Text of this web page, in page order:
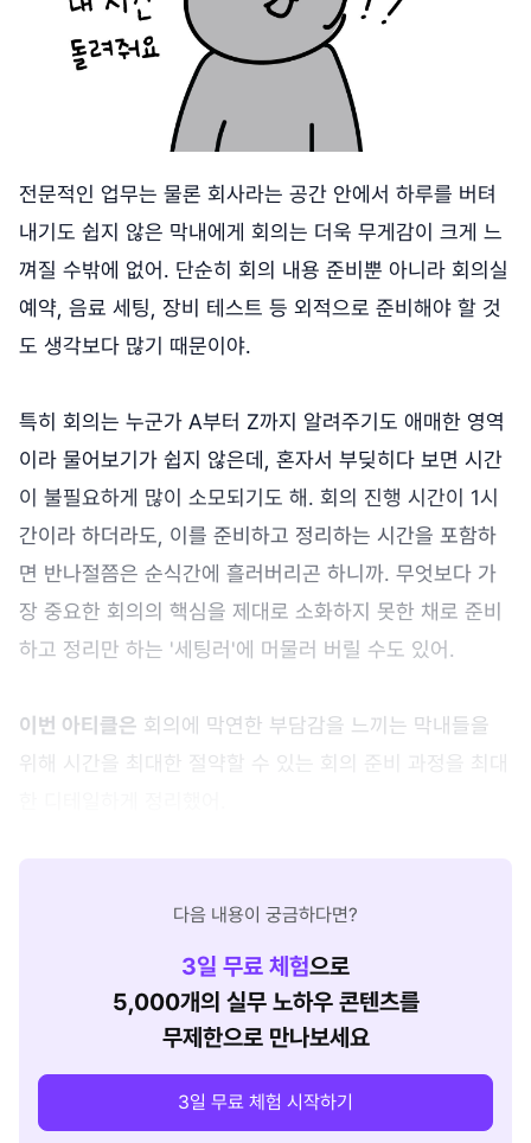
전문적인 업무는 물론 회사라는 공간 안에서 하루를 버텨
내기도 쉽지 않은 막내에게 회의는 더욱 무게감이 크게 느
껴질 수밖에 없어. 단순히 회의 내용 준비뿐 아니라 회의실
예약, 음료 세팅, 장비 테스트 등 외적으로 준비해야 할 것
도 생각보다 많기 때문이야.
특히 회의는 누군가 A부터 Z까지 알려주기도 애매한 영역
이라 물어보기가 쉽지 않은데, 혼자서 부딪히다 보면 시간
이 불필요하게 많이 소모되기도 해. 회의 진행 시간이 1시
간이라 하더라도, 이를 준비하고 정리하는 시간을 포함하
면 반나절쯤은 순식간에 흘러버리곤 하니까. 무엇보다 가
장 중요한 회의의 핵심을 제대로 소화하지 못한 채로 준비
하고 정리만 하는 '세팅러'에 머물러 버릴 수도 있어.
이번 아티클은 회의에 막연한 부담감을 느끼는 막내들을
위해 시간을 최대한 절약할 수 있는 회의 준비 과정을 최대
다음 내용이 궁금하다면?
3일 무료 체험으로
5,000개의 실무 노하우 콘텐츠를
무제한으로 만나보세요
3일 무료 체험 시작하기